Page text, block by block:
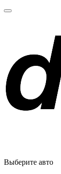
Выберите авто